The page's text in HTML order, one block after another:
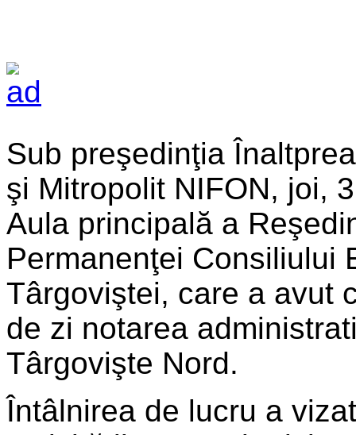
Sub preşedinţia
şi Mitropolit NIFON, joi,
Aula principală a
Permanenţei Consiliului
Târgoviştei, care a avut
de zi notarea
Târgovişte Nord.
Întâlnirea de lucru a